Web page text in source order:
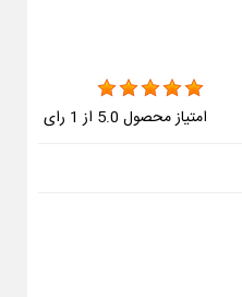
امتیاز محصول 5.0 از 1 رای